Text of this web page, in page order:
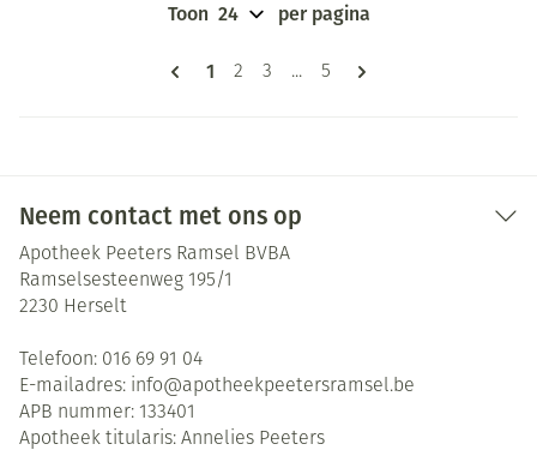
Pagina's
U lees momenteel pagina
1 Pagina
2 Pagina
3 ... Pagina
5
Toon per pagina
Neem contact met ons op
Apotheek Peeters Ramsel BVBA
Ramselsesteenweg 195/1
2230 Herselt
Telefoon: 016 69 91 04
E-mailadres: info@apotheekpeetersramsel.be
APB nummer: 133401
Apotheek titularis: Annelies Peeters